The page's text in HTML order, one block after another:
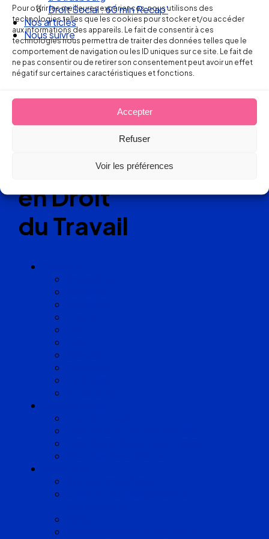
Pour offrir les meilleures expériences, nous utilisons des
technologies telles que les cookies pour stocker et/ou accéder
aux informations des appareils. Le fait de consentir à ces
technologies nous permettra de traiter des données telles que le
comportement de navigation ou les ID uniques sur ce site. Le fait de
ne pas consentir ou de retirer son consentement peut avoir un effet
négatif sur certaines caractéristiques et fonctions.
Accepter
Refuser
Voir les préférences
Droit Social : 60 min Recap’
Nos articles
Nous suivre
Ellipse Avocats
Réseau
de cabinets
d’avocats
experts
en Droit
du Travail